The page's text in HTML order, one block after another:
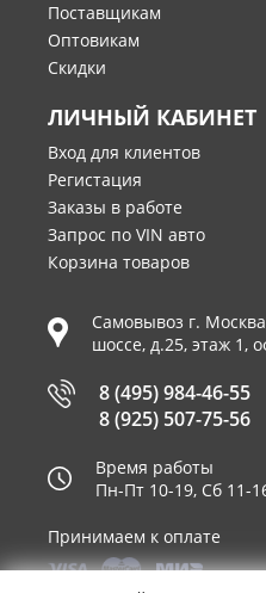
Поставщикам
Оптовикам
Скидки
ЛИЧНЫЙ КАБИНЕТ
Вход для клиентов
Регистация
Заказы в работе
Запрос по VIN авто
Корзина товаров
Самовывоз г. Москва
шоссе, д.25, этаж 1,
8 (495) 984-46-55
8 (925) 507-75-56
Время работы
Пн-Пт 10-19, Сб 11-
Принимаем к оплате